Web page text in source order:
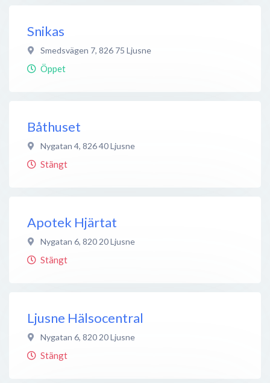
Snikas
Smedsvägen 7, 826 75 Ljusne
Öppet
Båthuset
Nygatan 4, 826 40Ljusne
Stängt
Apotek Hjärtat
Nygatan 6, 820 20Ljusne
Stängt
Ljusne Hälsocentral
Nygatan 6, 820 20Ljusne
Stängt